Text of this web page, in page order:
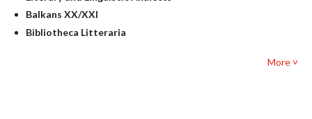
Mathematics
Pedagogy
Textbooks for foreigners
Balkans XX/XXI
Bibliotheca Litteraria
More ˅